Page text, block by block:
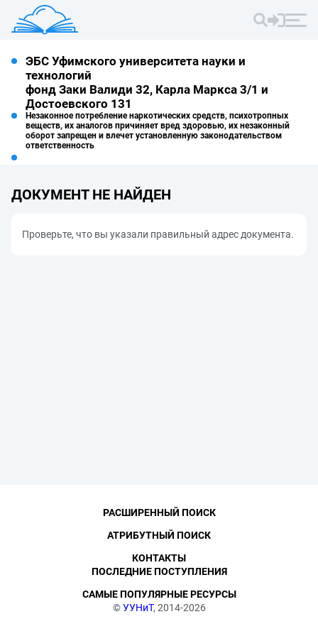
ЭБС Уфимского университета науки и
технологий
фонд Заки Валиди 32, Карла Маркса 3/1 и
Достоевского 131
Незаконное потребление наркотических средств, психотропных
веществ, их аналогов причиняет вред здоровью, их незаконный
оборот запрещен и влечет установленную законодательством
ответственность
ДОКУМЕНТ НЕ НАЙДЕН
Проверьте, что вы указали правильный адрес документа.
©УУНиТ, 2014-2026
РАСШИРЕННЫЙ ПОИСК
АТРИБУТНЫЙ ПОИСК
КОНТАКТЫ
ПОСЛЕДНИЕ ПОСТУПЛЕНИЯ
САМЫЕ ПОПУЛЯРНЫЕ РЕСУРСЫ